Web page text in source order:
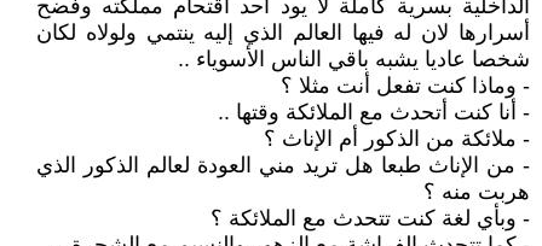
الداخلية بسرية كاملة لا يود أحد اقتحام مملكته وفضح
أسرارها لان له فيها العالم الذي إليه ينتمي ولولاه لكان
شخصا عاديا يشبه باقي الناس الأسوياء ..
- وماذا كنت تفعل أنت مثلا ؟
- أنا كنت أتحدث مع الملائكة وقتها ..
- ملائكة من الذكور أم الإناث ؟
- من الإناث طبعا هل تريد مني العودة لعالم الذكور الذي
هربت منه ؟
- وبأي لغة كنت تتحدث مع الملائكة ؟